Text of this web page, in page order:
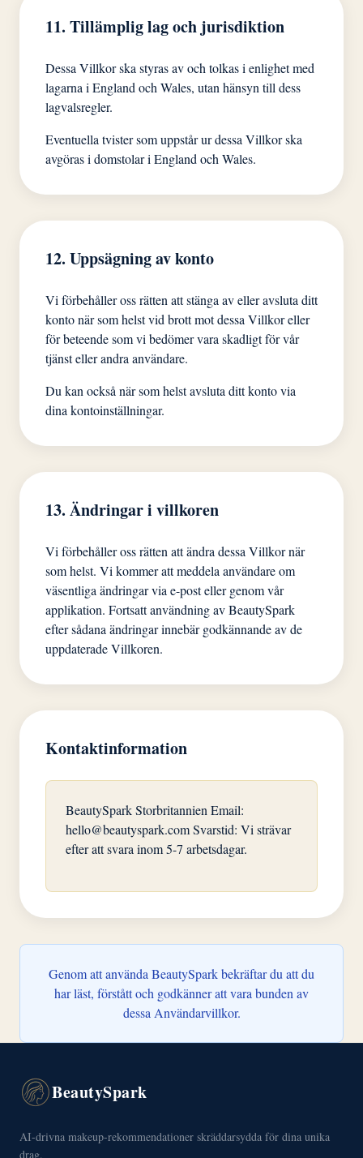
11. Tillämplig lag och jurisdiktion
Dessa Villkor ska styras av och tolkas i enlighet med
lagarna i England och Wales, utan hänsyn till dess
lagvalsregler.
Eventuella tvister som uppstår ur dessa Villkor ska
avgöras i domstolar i England och Wales.
12. Uppsägning av konto
Vi förbehåller oss rätten att stänga av eller avsluta ditt
konto när som helst vid brott mot dessa Villkor eller
för beteende som vi bedömer vara skadligt för vår
tjänst eller andra användare.
Du kan också när som helst avsluta ditt konto via
dina kontoinställningar.
13. Ändringar i villkoren
Vi förbehåller oss rätten att ändra dessa Villkor när
som helst. Vi kommer att meddela användare om
väsentliga ändringar via e-post eller genom vår
applikation. Fortsatt användning av BeautySpark
efter sådana ändringar innebär godkännande av de
uppdaterade Villkoren.
Kontaktinformation
BeautySpark Storbritannien Email:
hello@beautyspark.comSvarstid: Vi strävar
efter att svara inom 5-7 arbetsdagar.
Genom att använda BeautySpark bekräftar du att du
har läst, förstått och godkänner att vara bunden av
dessa Användarvillkor.
BeautySpark
AI-drivna makeup-rekommendationer skräddarsydda för dina unika
drag.